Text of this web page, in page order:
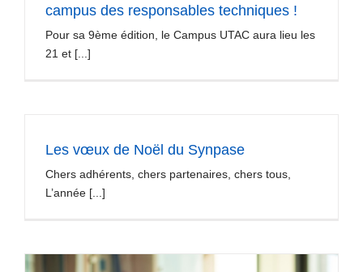
campus des responsables techniques !
Pour sa 9ème édition, le Campus UTAC aura lieu les
21 et [...]
Les vœux de Noël du Synpase
Chers adhérents, chers partenaires, chers tous,
L’année [...]